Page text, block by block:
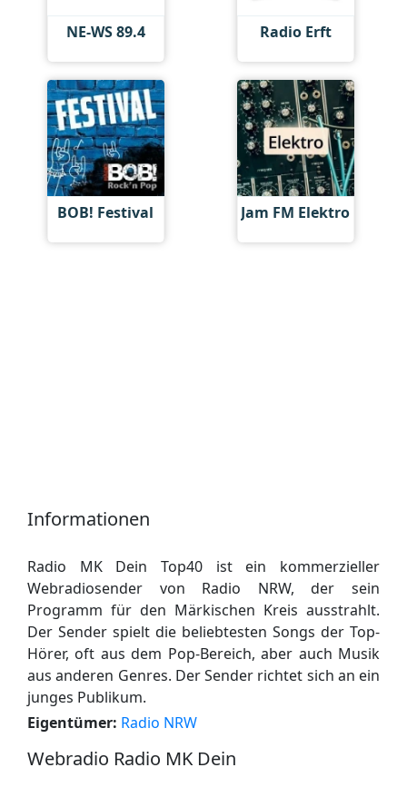
NE-WS 89.4 Radio Erft
BOB! Festival Jam FM Elektro
Informationen
Radio MK Dein Top40 ist ein kommerzieller
Webradiosender von Radio NRW, der sein
Programm für den Märkischen Kreis ausstrahlt.
Der Sender spielt die beliebtesten Songs der Top-
Hörer, oft aus dem Pop-Bereich, aber auch Musik
aus anderen Genres. Der Sender richtet sich an ein
junges Publikum.
Eigentümer: Radio NRW
Webradio Radio MK Dein